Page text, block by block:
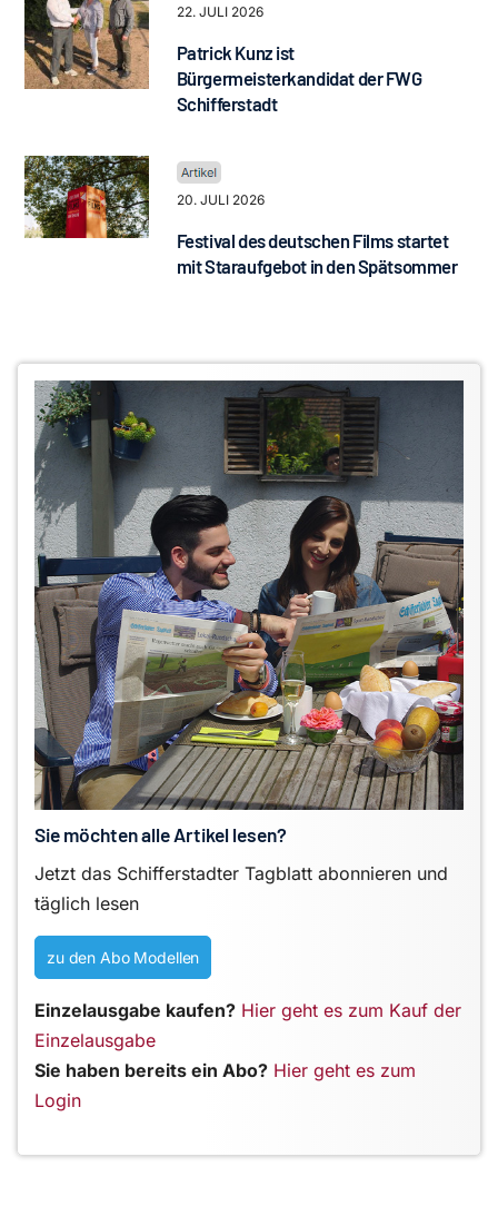
22. JULI 2026
Patrick Kunz ist
Bürgermeisterkandidat der FWG
Schifferstadt
20. JULI 2026
Festival des deutschen Films startet
mit Staraufgebot in den Spätsommer
Sie möchten alle Artikel lesen?
Jetzt das Schifferstadter Tagblatt abonnieren und
täglich lesen
zu den Abo Modellen
Einzelausgabe kaufen? Hier geht es zum Kauf der
Einzelausgabe
Sie haben bereits ein Abo? Hier geht es zum
Login